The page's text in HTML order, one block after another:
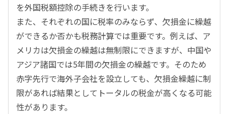
を外国税額控除の手続きを行います。
また、それぞれの国に税率のみならず、欠損金に繰越
ができるか否かも税務計算では重要です。例えば、ア
メリカは欠損金の繰越は無制限にできますが、中国や
アジア諸国では5年間の欠損金の繰越です。そのため
赤字先行で海外子会社を設立しても、欠損金繰越に制
限があれば結果としてトータルの税金が高くなる可能
性があります。